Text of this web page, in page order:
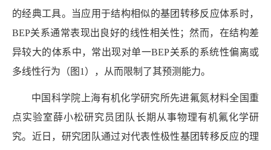
的经典工具。当应用于结构相似的基团转移反应体系时，
BEP关系通常表现出良好的线性相关性；然而，在结构差
异较大的体系中，常出现对单一BEP关系的系统性偏离或
多线性行为（图 1 ），从而限制了其预测能力。
中国科学院上海有机化学研究所先进氟氮材料全国重
点实验室薛小松研究员团队长期从事物理有机氟化学研
究。近日，研究团队通过对代表性极性基团转移反应的理